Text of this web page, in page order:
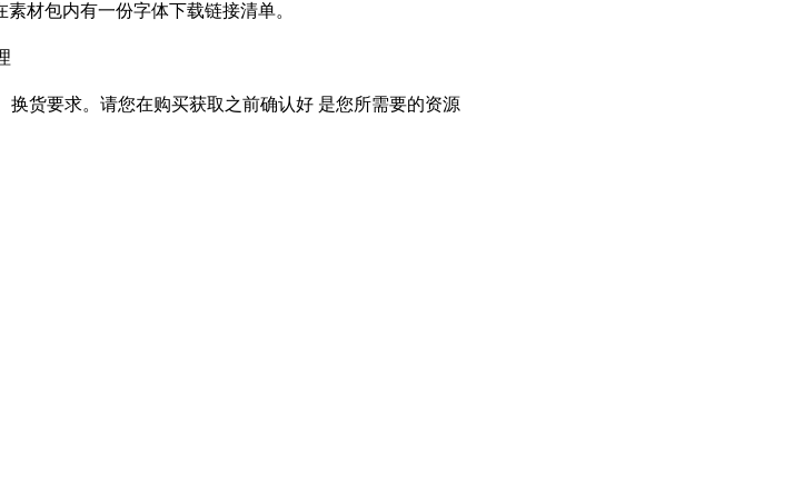
材包内有一份字体下载链接清单。
货要求。请您在购买获取之前确认好 是您所需要的资源